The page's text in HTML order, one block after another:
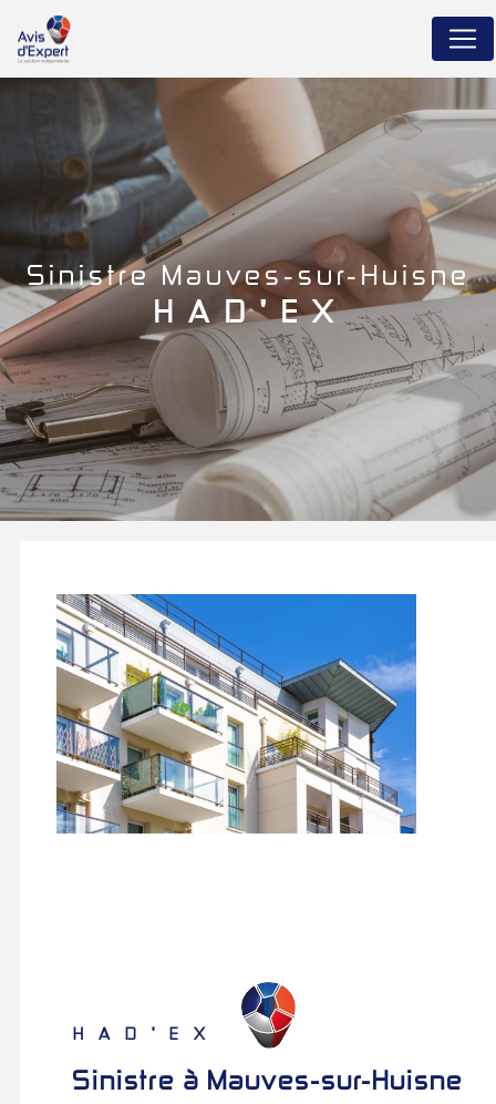
sinistre Mauves-sur-Huisne
HAD'EX
HAD'EX
sinistre à Mauves-sur-Huisne
Panneau de gestion des cookies